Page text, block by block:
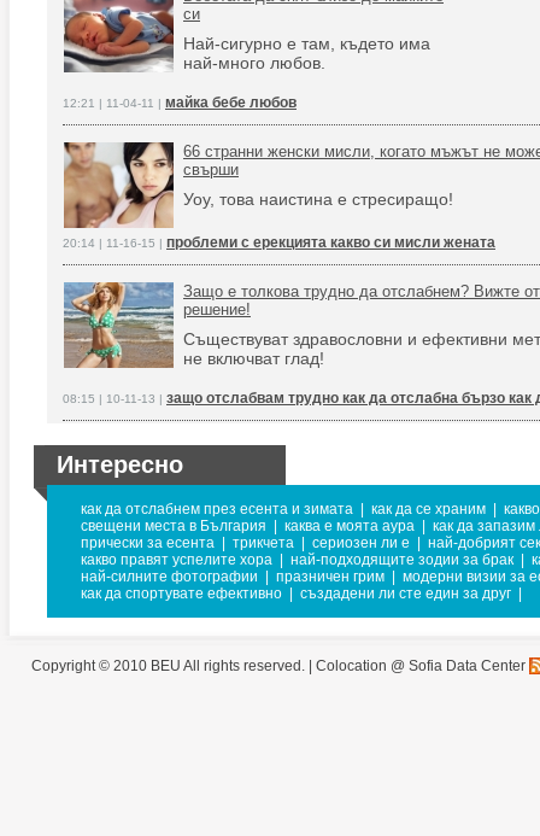
си
Най-сигурно е там, където има
най-много любов.
12:21 | 11-04-11 | майка бебе любов
66 странни женски мисли, когато мъжът не
свърши
Уоу, това наистина е стресиращо!
20:14 | 11-16-15 | проблеми с ерекцията какво си мисли жената
Защо е толкова трудно да отслабнем? Вижте
решение!
Съществуват здравословни и ефективни
не включват глад!
08:15 | 10-11-13 | защо отслабвам трудно как да отслабна бързо как
Интересно
как да отслабнем през есента и зимата как да се храним
свещени места в България
каква е моята аура
как да
прически за есента
трикчета сериозен ли е
най-добрият
какво правят успелите хора
най-подходящите зодии за брак
най-силните фотографии
празничен грим
модерни визии за
как да спортувате ефективно
създадени ли сте един за друг
Copyright © 2010 BEU All rights reserved. | Colocation @ Sofia Data Center